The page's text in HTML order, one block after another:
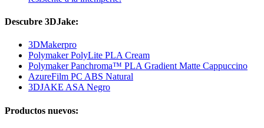
Descubre 3DJake:
3DMakerpro
Polymaker PolyLite PLA Cream
Polymaker Panchroma™ PLA Gradient Matte Cappuccino
AzureFilm PC ABS Natural
3DJAKE ASA Negro
Productos nuevos: